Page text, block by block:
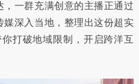
一群充满创意的主播正通过
深入当地，整理出这份超实
打破地域限制，开启跨洋互